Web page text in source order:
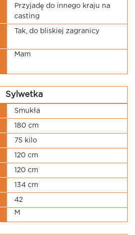
Przyjadę do innego kraju na
casting
Tak, do bliskiej zagranicy
Mam
Sylwetka
Smukła
180 cm
75 kilo
120 cm
120 cm
134 cm
42
M